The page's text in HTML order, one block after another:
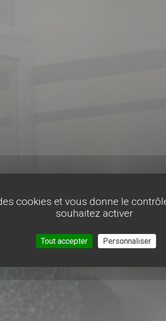
cookies et vous donne le
souhaitez activer
Tout accepter Personnaliser